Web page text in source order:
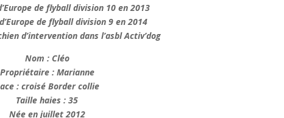
de flyball division 10 en 2013
de flyball division 9 en 2014
d’intervention dans l’asbl Activ’dog
Nom : Cléo
Propriétaire : Marianne
: croisé Border collie
Taille haies : 35
Née en juillet 2012